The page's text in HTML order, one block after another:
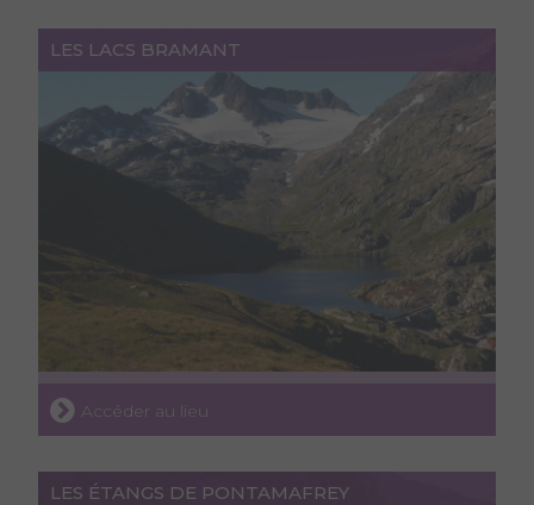
LES LACS BRAMANT
Accéder au lieu
LES ÉTANGS DE PONTAMAFREY